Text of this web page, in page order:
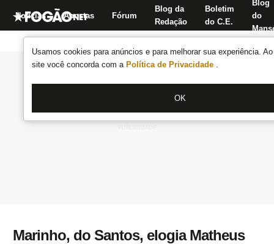
Usamos cookies para anúncios e para melhorar sua experiência.
site você concorda com a Política de Privacidade .
OK
Notícias Apostas Fórum
Blog da
Redação
Boletim
do C.E.
Blog
do
Marinho, do Santos, elogia Matheus